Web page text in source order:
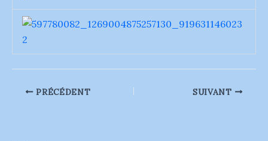
PRÉCÉDENT SUIVANT